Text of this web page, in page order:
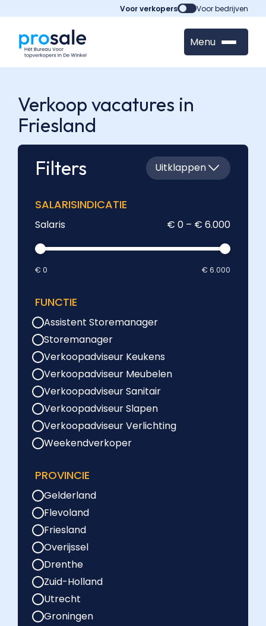
Voor verkopers Voor bedrijven
Menu
Verkoop vacatures in
Friesland
Filters
Uitklappen
SALARISINDICATIE
Salaris € 0 – € 6.000
€ 0 € 6.000
FUNCTIE
Assistent Storemanager
Storemanager
Verkoopadviseur Keukens
Verkoopadviseur Meubelen
Verkoopadviseur Sanitair
Verkoopadviseur Slapen
Verkoopadviseur Verlichting
Weekendverkoper
PROVINCIE
Gelderland
Flevoland
Friesland
Overijssel
Drenthe
Zuid-Holland
Utrecht
Groningen